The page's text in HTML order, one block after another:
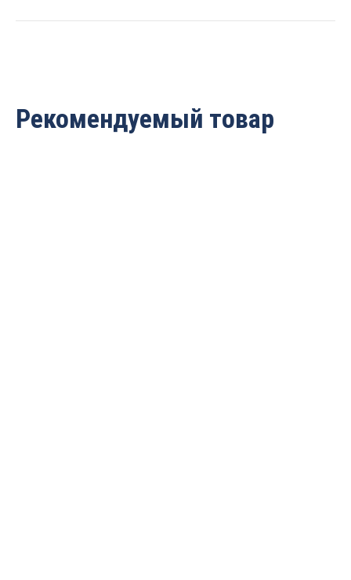
Рекомендуемый товар